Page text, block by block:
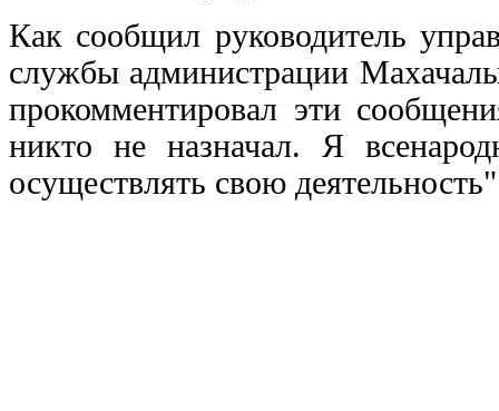
Как сообщил руководитель
службы администрации
прокомментировал эти
никто не назначал. Я
осуществлять свою